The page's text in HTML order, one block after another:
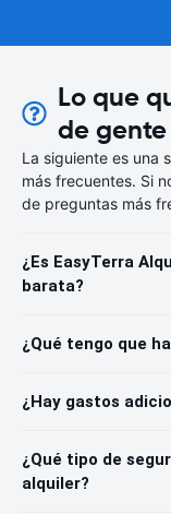
Lo que
de gente
La siguiente es una
más frecuentes. Si
de preguntas más
¿Es EasyTerra
barata?
¿Qué tengo que
¿Hay gastos
¿Qué tipo de
alquiler?